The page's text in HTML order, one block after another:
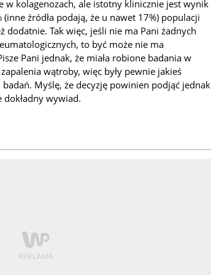
w kolagenozach, ale istotny klinicznie jest wynik
źródła podają, że u nawet 17%) populacji
dodatnie. Tak więc, jeśli nie ma Pani żadnych
to być może nie ma
Pani jednak, że miała robione badania w
wątroby, więc były pewnie jakieś
Myślę, że decyzję powinien podjąć jednak
dokładny wywiad.